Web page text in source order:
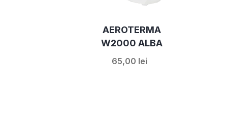
AEROTERMA
W2000 ALBA
65,00 lei